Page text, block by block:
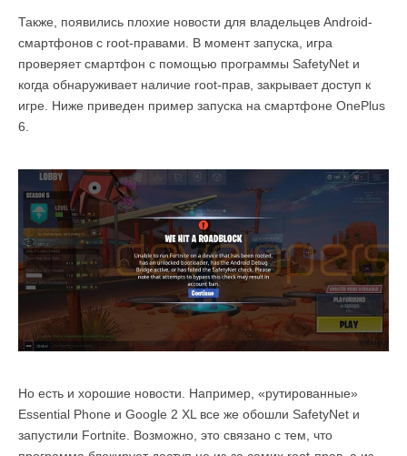
Также, появились плохие новости для владельцев Android-
смартфонов с root-правами. В момент запуска, игра
проверяет смартфон с помощью программы SafetyNet и
когда обнаруживает наличие root-прав, закрывает доступ к
игре. Ниже приведен пример запуска на смартфоне OnePlus
6.
Но есть и хорошие новости. Например, «рутированные»
Essential Phone и Google 2 XL все же обошли SafetyNet и
запустили Fortnite. Возможно, это связано с тем, что